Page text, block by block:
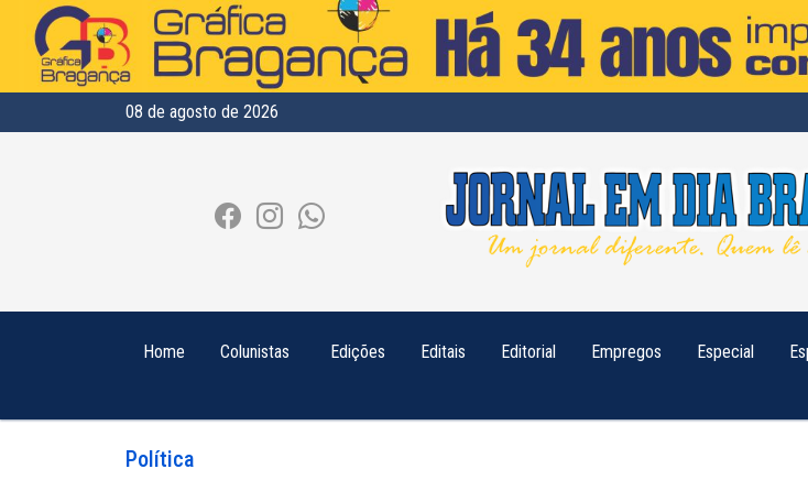
08 de agosto de 2026
Home Colunistas Edições Editais Editorial Empregos Especial
Política